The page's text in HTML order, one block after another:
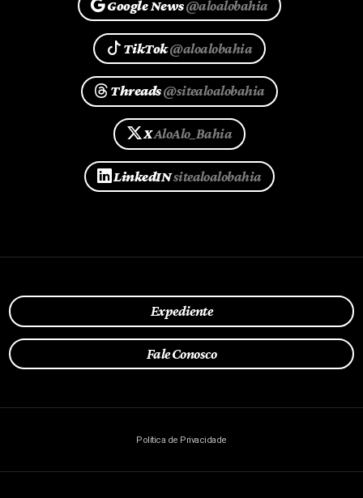
Google News@aloalobahia
TikTok@aloalobahia
Threads@sitealoalobahia
XAloAlo_Bahia
LinkedINsitealoalobahia
Expediente
Fale Conosco
Política de Privacidade